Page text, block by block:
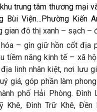
trung tâm thương mại
Bùi Viện…Phường Kiến
gian đô thị xanh – sạch –
– gìn giữ hồn cốt địa
tiềm năng kinh tế – xã
linh nhân kiệt, nơi lưu
giá, góp phần làm
phố Hải Phòng. Đình
Khê, Đình Trữ Khê, Đền